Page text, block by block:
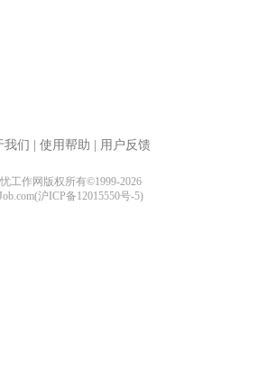
我们 使用帮助 用户反馈
工作网版权所有©1999-2026
沪ICP备12015550号-5)